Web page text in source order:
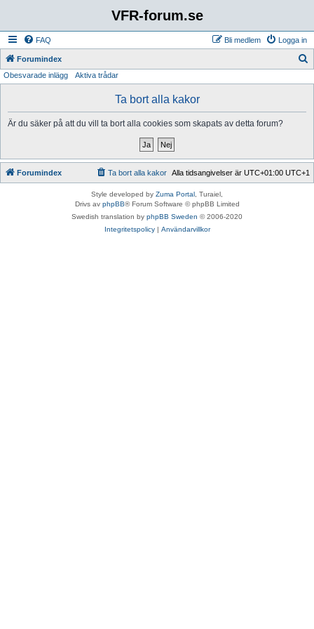
VFR-forum.se
FAQ Logga in
Bli medlem
Forumindex
Obesvarade inlägg Aktiva trådar
Ta bort alla kakor
Är du säker på att du vill ta bort alla cookies som skapats av detta forum?
Forumindex Alla tidsangivelser är UTC+01:00 UTC+1
Ta bort alla kakor
Style developed by Zuma Portal , Turaiel,
Drivs av phpBB® Forum Software © phpBB Limited
Swedish translation by phpBB Sweden © 2006-2020
Integritetspolicy| Användarvillkor